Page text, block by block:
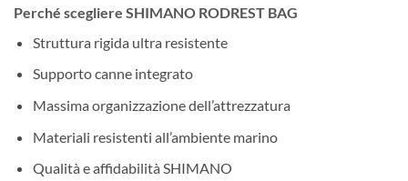
Perché scegliere SHIMANO RODREST BAG
Struttura rigida ultra resistente
Supporto canne integrato
Massima organizzazione dell’attrezzatura
Materiali resistenti all’ambiente marino
Qualità e affidabilità SHIMANO